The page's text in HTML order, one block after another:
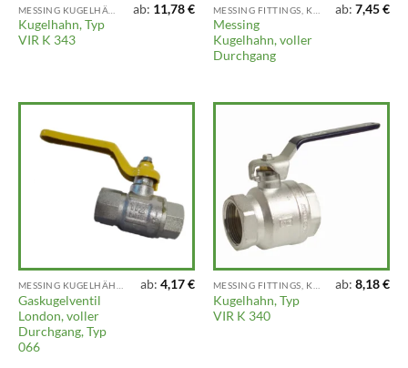
Kugelhahn, Typ
VIR K 343
ab: 11,78€
Messing
Kugelhahn, voller
Durchgang
ab:7,45€
MESSING KUGELHÄHNE UND AUSLAUFHÄHNE
Gaskugelventil
London, voller
Durchgang, Typ
066
ab:4,17€ MESSING FITTINGS, KLEMMFITTINGS, VENTILE UND ARMATUREN
Kugelhahn, Typ
VIR K 340
ab:8,18€